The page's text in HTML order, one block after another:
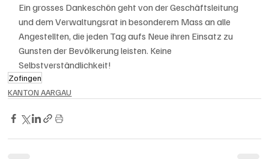
Ein grosses Dankeschön geht von der Geschäftsleitung
und dem Verwaltungsrat in besonderem Mass an alle
Angestellten, die jeden Tag aufs Neue ihren Einsatz zu
Gunsten der Bevölkerung leisten. Keine
Selbstverständlichkeit!
Zofingen
KANTON AARGAU